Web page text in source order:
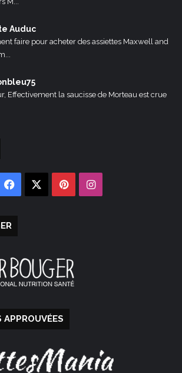
Auduc
faire pour acheter des assiettes Maxwell and
Effectivement la saucisse de Morteau est crue
Facebook PinterestInstagram
APPROUVÉES